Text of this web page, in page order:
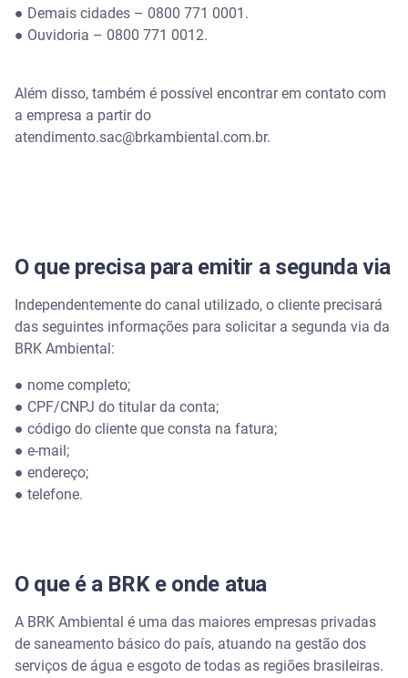
● Demais cidades – 0800 771 0001.
● Ouvidoria – 0800 771 0012.
Além disso, também é possível encontrar em contato com
a empresa a partir do
atendimento.sac@brkambiental.com.br.
O que precisa para emitir a segunda via
Independentemente do canal utilizado, o cliente precisará
das seguintes informações para solicitar a segunda via da
BRK Ambiental:
● nome completo;
● CPF/CNPJ do titular da conta;
● código do cliente que consta na fatura;
● e-mail;
● endereço;
● telefone.
O que é a BRK e onde atua
A BRK Ambiental é uma das maiores empresas privadas
de saneamento básico do país, atuando na gestão dos
serviços de água e esgoto de todas as regiões brasileiras.